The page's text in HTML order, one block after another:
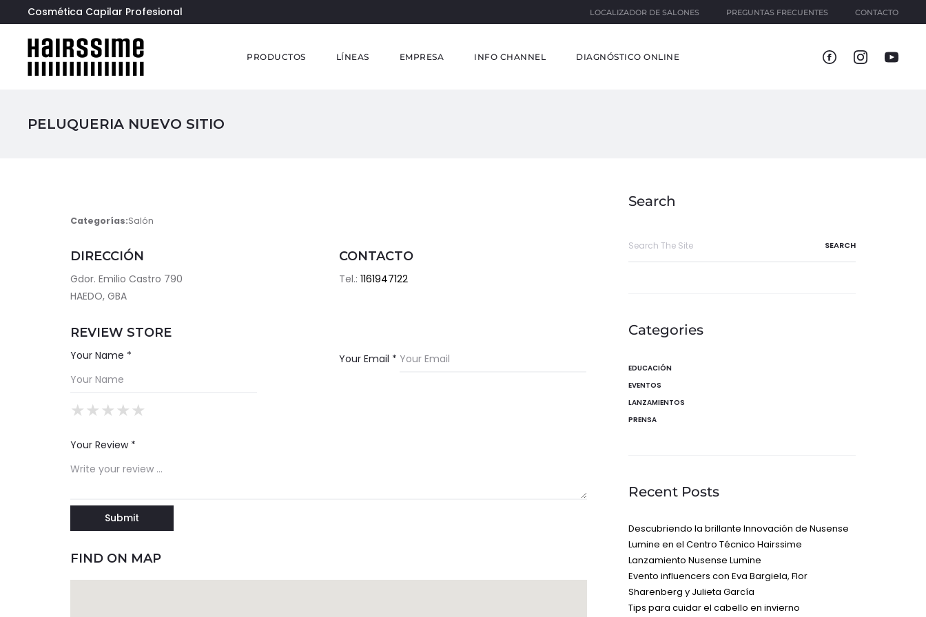
Cosmética Capilar Profesional LOCALIZADOR DE SALONES PREGUNTAS FRECUENTES CONTACTO
PRODUCTOS LÍNEAS EMPRESA INFO CHANNEL DIAGNÓSTICO ONLINE
PELUQUERIA NUEVO SITIO
Categorías:Salón
DIRECCIÓN
Gdor. Emilio Castro 790
HAEDO, GBA
CONTACTO
Tel.: 1161947122
REVIEW STORE
Your Name * Your Email *
★
★★
★★★
★★★★
★★★★★
Your Review *
FIND ON MAP
Search
Categories
EDUCACIÓN
EVENTOS
LANZAMIENTOS
PRENSA
Recent Posts
Descubriendo la brillante Innovación de Nusense
Lumine en el Centro Técnico Hairssime
Lanzamiento Nusense Lumine
Evento influencers con Eva Bargiela, Flor
Sharenberg y Julieta García
Tips para cuidar el cabello en invierno